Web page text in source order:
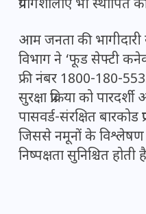
प्रयोगशालाएं भी स्थापित
आम जनता की
विभाग ने ‘फूड सेफ्टी
फ्री नंबर 1800-180-
सुरक्षा प्रक्रिया को
पासवर्ड-संरक्षित बारकोड
जिससे नमूनों के विश्लेषण
निष्पक्षता सुनिश्चित होती